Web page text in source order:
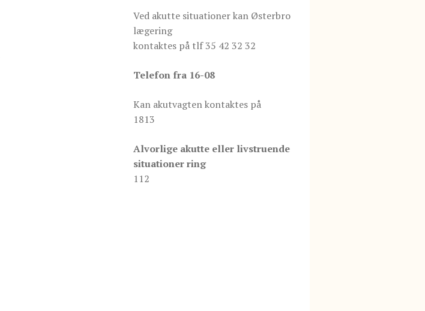
Ved akutte situationer kan Østerbro
lægering
kontaktes på tlf 35 42 32 32
Telefon fra 16-08
Kan akutvagten kontaktes på
1813
Alvorlige akutte eller livstruende
situationer ring
112